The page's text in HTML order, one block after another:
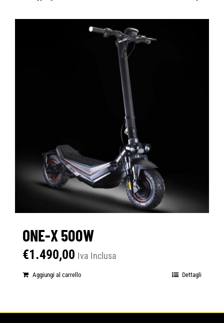
ONE-X 500W
€1.490,00 Iva Inclusa
Aggiungi al carrello Dettagli